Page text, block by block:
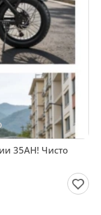
35AH! Чисто